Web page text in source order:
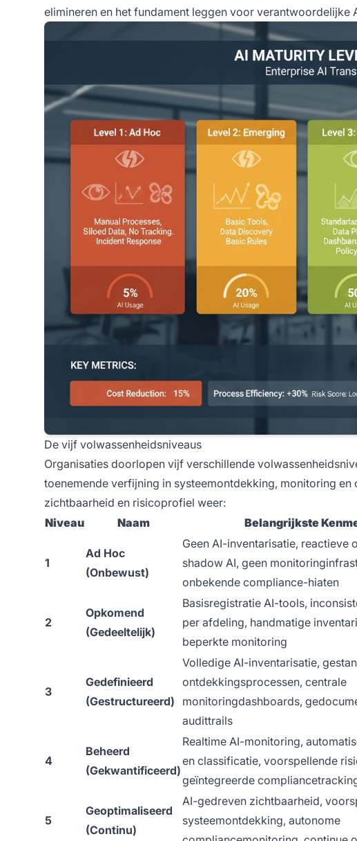
elimineren en het fundament leggen voor verantwoordelijke
De vijf volwassenheidsniveaus
Organisaties doorlopen vijf verschillende
toenemende verfijning in systeemontdekking, monitoring
zichtbaarheid en risicoprofiel weer:
Niveau
Naam Belangrijkste
1
Ad Hoc
(Onbewust)
Geen AI-inventarisatie, reactieve
shadow AI, geen
onbekende compliance-hiaten
2
Opkomend
(Gedeeltelijk)
Basisregistratie AI-tools,
per afdeling, handmatige
beperkte monitoring
3
Gedefinieerd
(Gestructureerd)
Volledige AI-inventarisatie,
ontdekkingsprocessen, centrale
monitoringdashboards,
audittrails
4
Beheerd
(Gekwantificeerd)
Realtime AI-monitoring,
en classificatie, voorspellende
geïntegreerde
5
Geoptimaliseerd
(Continu)
AI-gedreven zichtbaarheid,
systeemontdekking, autonome